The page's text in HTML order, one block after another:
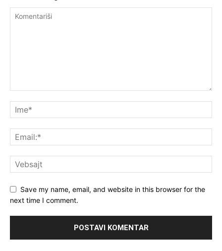
Save my name, email, and website in this browser for the
next time I comment.